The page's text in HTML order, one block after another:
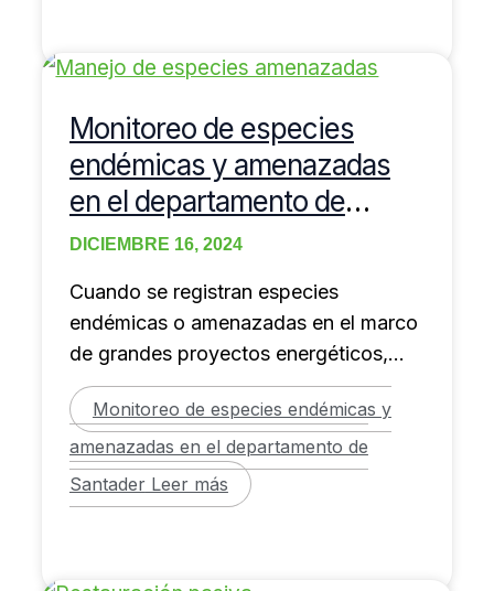
Monitoreo de especies
endémicas y amenazadas
en el departamento de
Santader
DICIEMBRE 16, 2024
Cuando se registran especies
endémicas o amenazadas en el marco
de grandes proyectos energéticos,
mineros, viales etc., la autoridad
ambiental
Monitoreo de especies endémicas y
amenazadas en el departamento de
SantaderLeer más